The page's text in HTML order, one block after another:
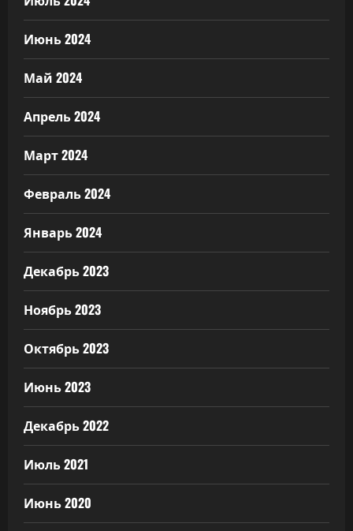
Июнь 2024
Май 2024
Апрель 2024
Март 2024
Февраль 2024
Январь 2024
Декабрь 2023
Ноябрь 2023
Октябрь 2023
Июнь 2023
Декабрь 2022
Июль 2021
Июнь 2020